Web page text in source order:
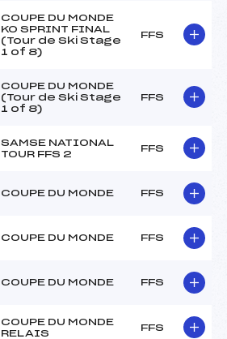
COUPE DU MONDE
KO SPRINT FINAL
(Tour de Ski Stage
1 of 8)
FFS
COUPE DU MONDE
(Tour de Ski Stage
1 of 8)
FFS
SAMSE NATIONAL
TOUR FFS 2
FFS
COUPE DU MONDE FFS
COUPE DU MONDE FFS
COUPE DU MONDE FFS
COUPE DU MONDE
RELAIS
FFS